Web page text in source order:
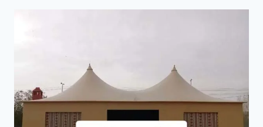
وأشكال
حديثة
0535013135